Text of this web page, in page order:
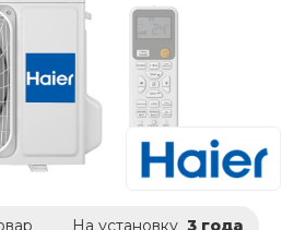
На установку 3 года